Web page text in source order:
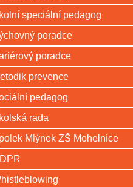
speciální pedagog
poradce
poradce
prevence
pedagog
rada
Mlýnek ZŠ Mohelnice